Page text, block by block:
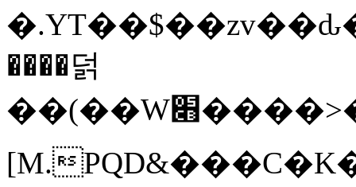
����덝
��(��W׋����>��O>�d�%Y�@�@ڻ<�z{rc&׻��z�����AeK�^�����������˩t��=x~
[M.